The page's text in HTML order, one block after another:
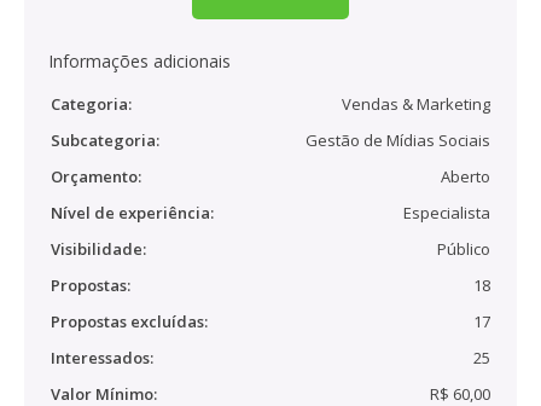
Informações adicionais
Categoria:
Vendas & Marketing
Subcategoria:
Gestão de Mídias Sociais
Orçamento:
Aberto
Nível de experiência:
Especialista
Visibilidade:
Público
Propostas:
18
Propostas excluídas:
17
Interessados:
25
Valor Mínimo:
R$ 60,00